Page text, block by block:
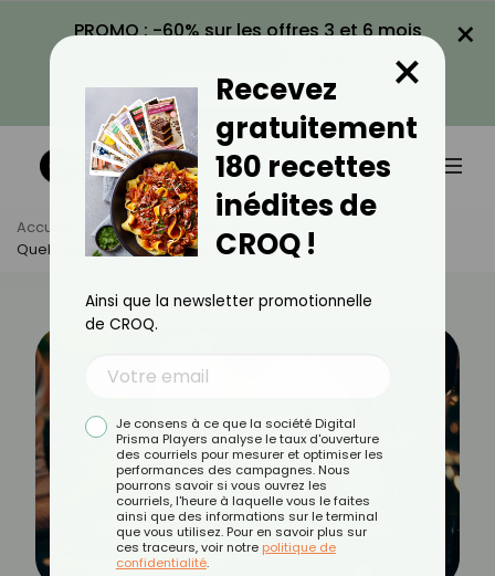
PROMO : -60% sur les offres 3 et 6 mois
VOIR LA PROMO
×
Accueil Actus
Minceur
Quels Aliments Font Grossir Le Soir ?
Recevez
gratuitement
180 recettes
inédites de
CROQ !
×
Ainsi que la newsletter promotionnelle
de CROQ.
Je consens à ce que la société Digital
Prisma Players analyse le taux d'ouverture
des courriels pour mesurer et optimiser les
performances des campagnes. Nous
pourrons savoir si vous ouvrez les
courriels, l'heure à laquelle vous le faites
ainsi que des informations sur le terminal
que vous utilisez. Pour en savoir plus sur
ces traceurs, voir notre politique de
confidentialité.